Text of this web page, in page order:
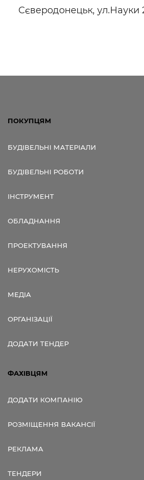
Сєверодонецьк, ул.Науки
ПОКУПЦЯМ
БУДІВЕЛЬНІ МАТЕРІАЛИ
БУДІВЕЛЬНІ РОБОТИ
ІНСТРУМЕНТ
ОБЛАДНАННЯ
ПРОЕКТУВАННЯ
НЕРУХОМІСТЬ
МЕДІА
ОРГАНІЗАЦІЇ
ДОДАТИ ТЕНДЕР
ФАХІВЦЯМ
ДОДАТИ КОМПАНІЮ
РОЗМІЩЕННЯ ВАКАНСІЇ
РЕКЛАМА
ТЕНДЕРИ